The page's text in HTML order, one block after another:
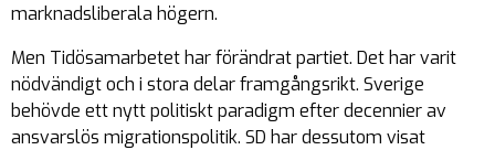
marknadsliberala högern.
Men Tidösamarbetet har förändrat partiet. Det har varit
nödvändigt och i stora delar framgångsrikt. Sverige
behövde ett nytt politiskt paradigm efter decennier av
ansvarslös migrationspolitik. SD har dessutom visat